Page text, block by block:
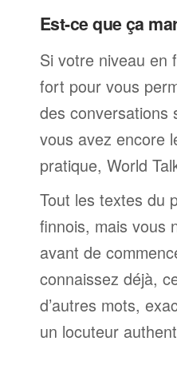
Est-ce que ça
Si votre niveau en
fort pour vous
des conversations
vous avez encore
pratique, World
Tout les textes du
finnois, mais vous
avant de
connaissez déjà,
d’autres mots,
un locuteur